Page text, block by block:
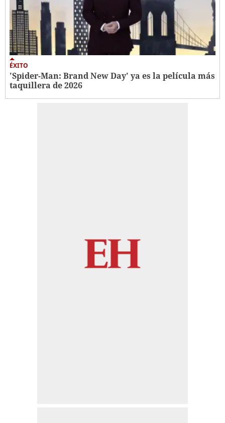
ÉXITO
'Spider-Man: Brand New Day' ya es la película más
taquillera de 2026